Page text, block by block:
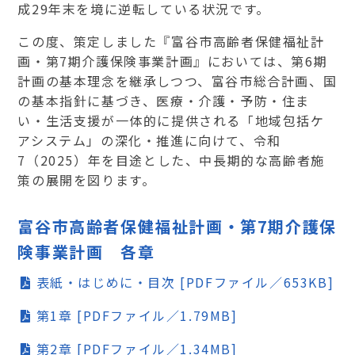
成29年末を境に逆転している状況です。
この度、策定しました『富谷市高齢者保健福祉計
画・第7期介護保険事業計画』においては、第6期
計画の基本理念を継承しつつ、富谷市総合計画、国
の基本指針に基づき、医療・介護・予防・住ま
い・生活支援が一体的に提供される「地域包括ケ
アシステム」の深化・推進に向けて、令和
7（2025）年を目途とした、中長期的な高齢者施
策の展開を図ります。
富谷市高齢者保健福祉計画・第7期介護保
険事業計画 各章
表紙・はじめに・目次 [PDFファイル／653KB]
第1章 [PDFファイル／1.79MB]
第2章 [PDFファイル／1.34MB]